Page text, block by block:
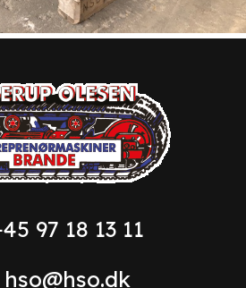
97 18 13 11
hso@hso.dk